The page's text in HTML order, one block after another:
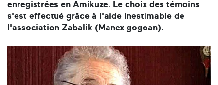
enregistrées en Amikuze. Le choix des témoins
s'est effectué grâce à l'aide inestimable de
l'association Zabalik (Manex gogoan).